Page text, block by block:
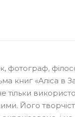
фотограф,
книг «Аліса в
тільки
Його